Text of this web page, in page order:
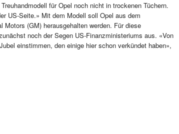
für Opel noch nicht in trockenen Tüchern.
US-Seite.» Mit dem Modell soll Opel aus dem
(GM) herausgehalten werden. Für diese
noch der Segen US-Finanzministeriums aus. «Von
einstimmen, den einige hier schon verkündet haben»,